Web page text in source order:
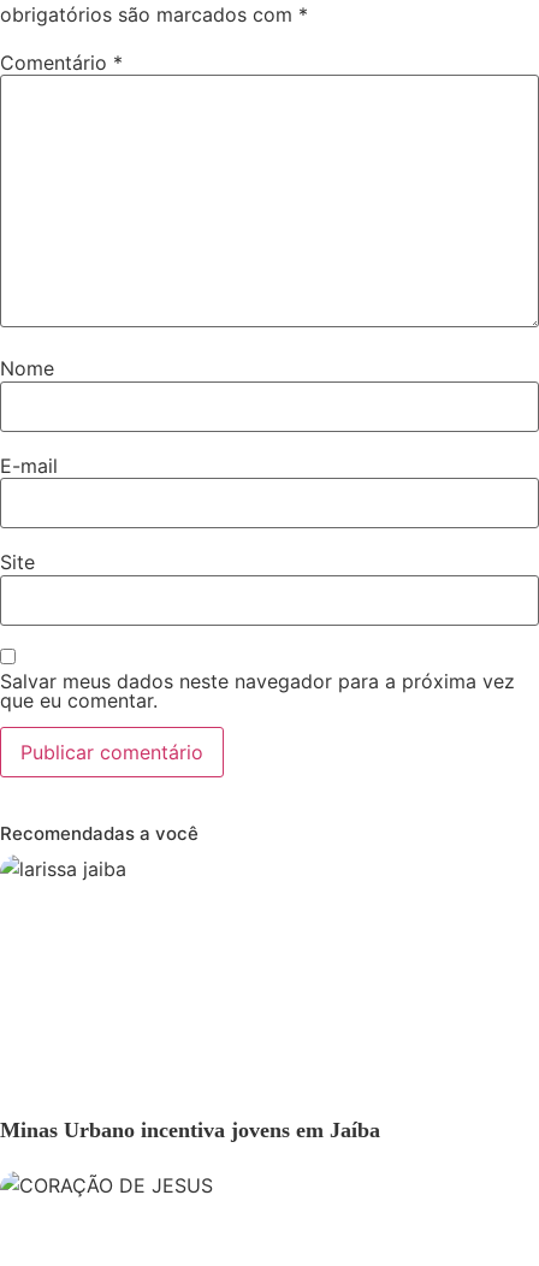
obrigatórios são marcados com *
Comentário *
Nome
E-mail
Site
Salvar meus dados neste navegador para a próxima vez
que eu comentar.
Recomendadas a você
Minas Urbano incentiva jovens em Jaíba